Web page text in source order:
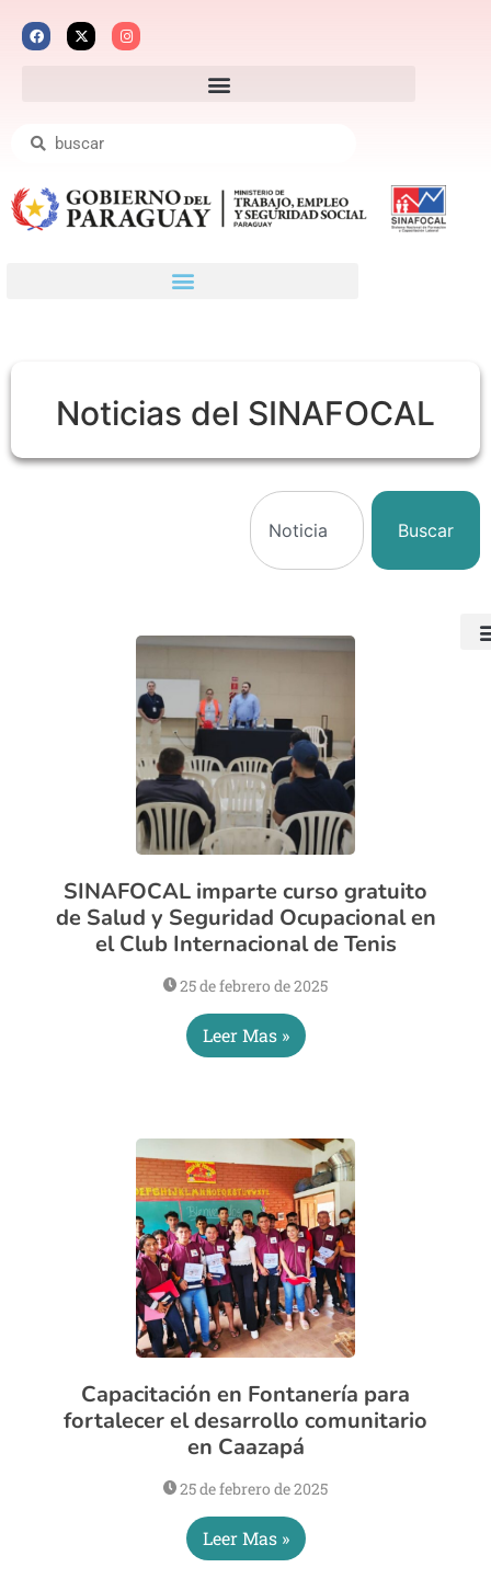
Noticias del SINAFOCAL
Buscar
SINAFOCAL imparte curso gratuito
de Salud y Seguridad Ocupacional en
el Club Internacional de Tenis
25 de febrero de 2025
Leer Mas »
Capacitación en Fontanería para
fortalecer el desarrollo comunitario
en Caazapá
25 de febrero de 2025
Leer Mas »